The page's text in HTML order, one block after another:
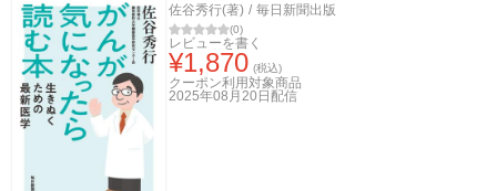
佐谷秀行(著) / 毎日新聞出版
(0)
レビューを書く
¥1,870 (税込)
クーポン利用対象商品
2025年08月20日 配信